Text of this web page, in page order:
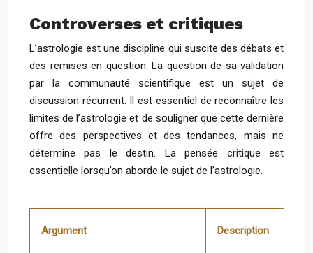
Controverses et critiques
L’astrologie est une discipline qui suscite des débats et
des remises en question. La question de sa validation
par la communauté scientifique est un sujet de
discussion récurrent. Il est essentiel de reconnaître les
limites de l’astrologie et de souligner que cette dernière
offre des perspectives et des tendances, mais ne
détermine pas le destin. La pensée critique est
essentielle lorsqu’on aborde le sujet de l’astrologie.
Argument Description